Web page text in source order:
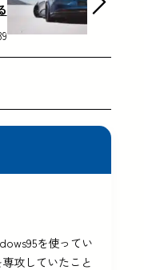
を使ってい
攻していたこと